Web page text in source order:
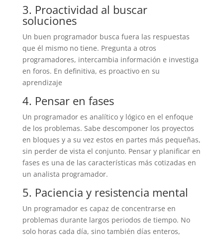
3. Proactividad al buscar
soluciones
Un buen programador busca fuera las respuestas
que él mismo no tiene. Pregunta a otros
programadores, intercambia información e investiga
en foros. En definitiva, es proactivo en su
aprendizaje
4. Pensar en fases
Un programador es analítico y lógico en el enfoque
de los problemas. Sabe descomponer los proyectos
en bloques y a su vez estos en partes más pequeñas,
sin perder de vista el conjunto. Pensar y planificar en
fases es una de las características más cotizadas en
un analista programador.
5. Paciencia y resistencia mental
Un programador es capaz de concentrarse en
problemas durante largos periodos de tiempo. No
solo horas cada día, sino también días enteros,